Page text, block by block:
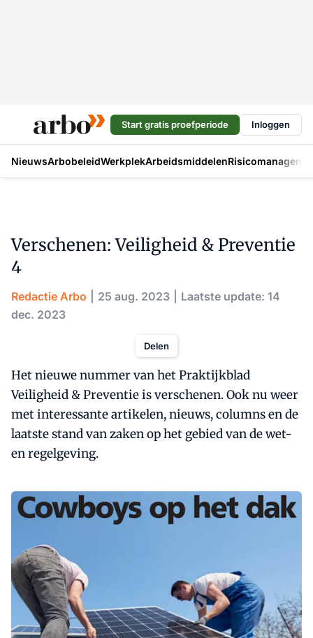
Start gratis proefperiode Inloggen
NieuwsArbobeleidWerkplekArbeidsmiddelen
Verschenen: Veiligheid & Preventie
4
Redactie Arbo 25 aug. 2023
Laatste update: 14
dec. 2023
Delen
Het nieuwe nummer van het Praktijkblad
Veiligheid & Preventie is verschenen. Ook nu weer
met interessante artikelen, nieuws, columns en de
laatste stand van zaken op het gebied van de wet-
en regelgeving.